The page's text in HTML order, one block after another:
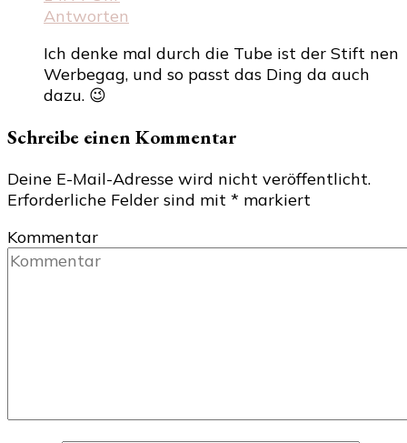
Antworten
Ich denke mal durch die Tube ist der Stift nen
Werbegag, und so passt das Ding da auch
dazu. 😉
Schreibe einen Kommentar
Deine E-Mail-Adresse wird nicht veröffentlicht.
Erforderliche Felder sind mit * markiert
Kommentar